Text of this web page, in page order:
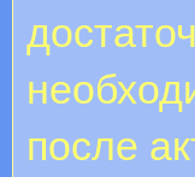
после